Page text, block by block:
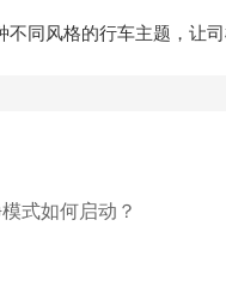
不同风格的行车主题，让
式如何启动？